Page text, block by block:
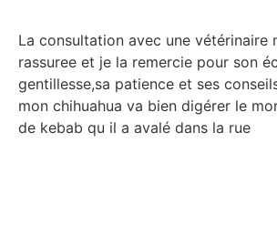
La consultation avec une vétérinaire
rassuree et je la remercie pour son
gentillesse,sa patience et ses
mon chihuahua va bien digérer le
de kebab qu il a avalé dans la rue